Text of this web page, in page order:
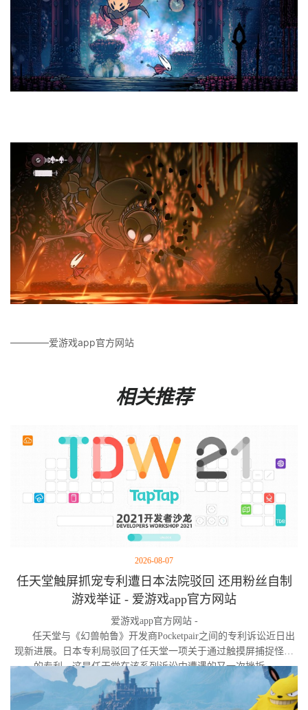
————爱游戏app官方网站
相关推荐
2026-08-07
任天堂触屏抓宠专利遭日本法院驳回 还用粉丝自制
游戏举证 - 爱游戏app官方网站
爱游戏app官方网站 -
任天堂与《幻兽帕鲁》开发商Pocketpair之间的专利诉讼近日出
现新进展。日本专利局驳回了任天堂一项关于通过触摸屏捕捉怪物
的专利，这是任天堂在该系列诉讼中遭遇的又一次挫折。